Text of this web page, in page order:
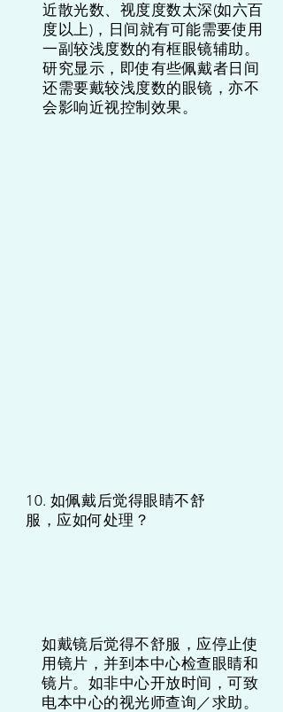
近散光数、视度度数太深(如六百
度以上)，日间就有可能需要使用
一副较浅度数的有框眼镜辅助。
研究显示，即使有些佩戴者日间
还需要戴较浅度数的眼镜，亦不
会影响近视控制效果。
10. 如佩戴后觉得眼睛不舒
服，应如何处理？
如戴镜后觉得不舒服，应停止使
用镜片，并到本中心检查眼睛和
镜片。如非中心开放时间，可致
电本中心的视光师查询／求助。